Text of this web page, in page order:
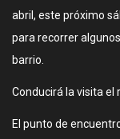
abril, este próximo
para recorrer
barrio.
Conducirá la visita el
El punto de